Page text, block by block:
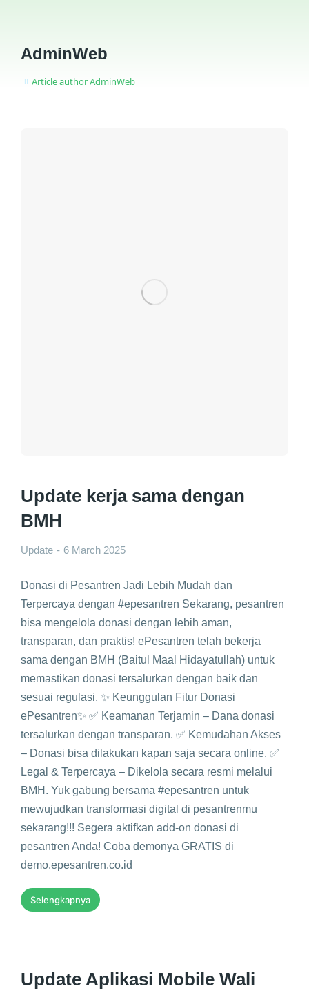
AdminWeb
You are here:
Article author AdminWeb
Update kerja sama dengan
BMH
Update 6 March 2025
Donasi di Pesantren Jadi Lebih Mudah dan
Terpercaya dengan #epesantren Sekarang, pesantren
bisa mengelola donasi dengan lebih aman,
transparan, dan praktis! ePesantren telah bekerja
sama dengan BMH (Baitul Maal Hidayatullah) untuk
memastikan donasi tersalurkan dengan baik dan
sesuai regulasi. ✨ Keunggulan Fitur Donasi
ePesantren✨ ✅ Keamanan Terjamin – Dana donasi
tersalurkan dengan transparan. ✅ Kemudahan Akses
– Donasi bisa dilakukan kapan saja secara online. ✅
Legal & Terpercaya – Dikelola secara resmi melalui
BMH. Yuk gabung bersama #epesantren untuk
mewujudkan transformasi digital di pesantrenmu
sekarang!!! Segera aktifkan add-on donasi di
pesantren Anda! Coba demonya GRATIS di
demo.epesantren.co.id
Selengkapnya
Update Aplikasi Mobile Wali